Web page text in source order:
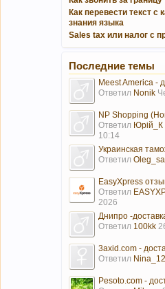
Как перевести текст с
знания языка
Sales tax или налог с
Последние темы
Meest America -
Ответил Nonik
NP Shopping
Ответил Юрій_К
10:14
Украинская
Ответил
EasyXpress
Ответил
2026
Днипро -
Ответил 100kk
3axid.com -
Ответил Nina_12
Pesoto.com -